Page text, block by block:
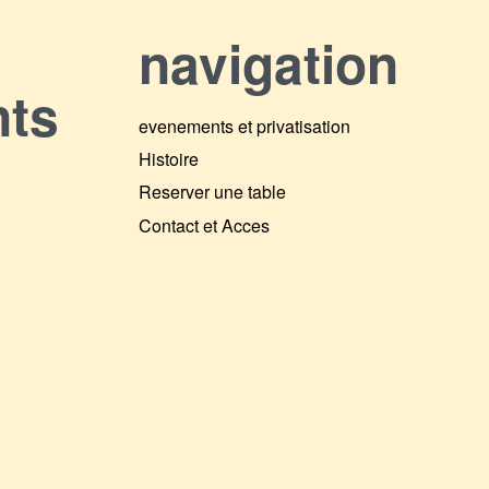
navigation
evenements et privatisation
Histoire
Reserver une table
Contact et Acces